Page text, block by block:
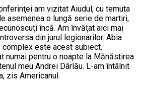
am vizitat Aiudul, cu temuta
asemenea o lungă serie de martiri,
încă. Am învăţat aici mai
din jurul legionarilor. Abia
complex este acest subiect.
numai pentru o noapte la Mănăstirea
meu Andrei Dârlău. L-am întâlnit
zis Americanul.